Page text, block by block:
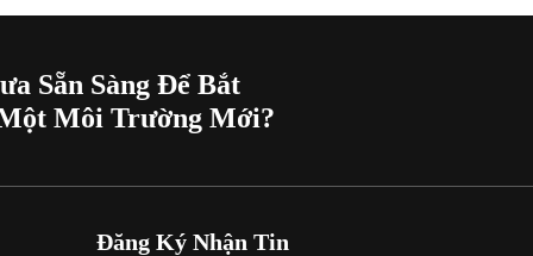
Sẵn Sàng Để Bắt
Môi Trường Mới?
Đăng Ký Nhận Tin